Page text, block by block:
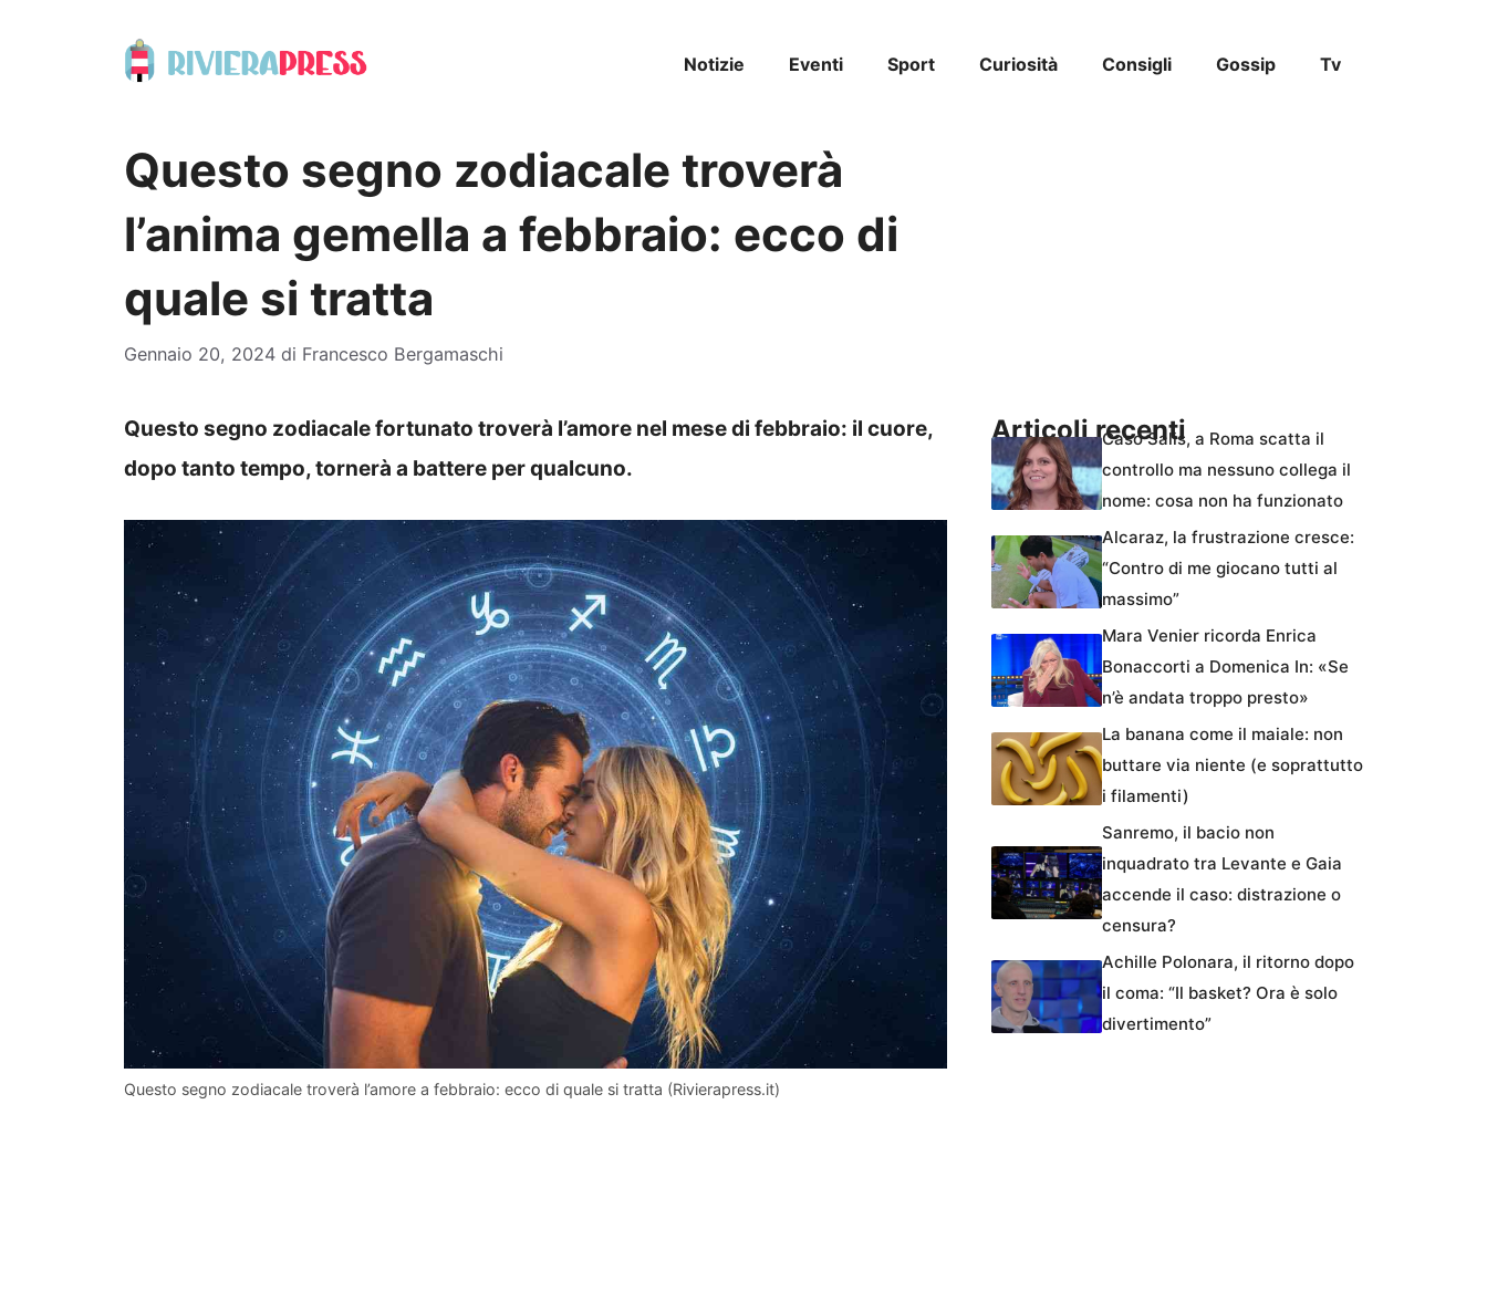
Notizie Eventi Sport Curiosità Consigli Gossip Tv
Questo segno zodiacale troverà
l’anima gemella a febbraio: ecco di
quale si tratta
Gennaio 20, 2024 di Francesco Bergamaschi
Questo segno zodiacale fortunato troverà l’amore nel mese di febbraio: il cuore,
dopo tanto tempo, tornerà a battere per qualcuno.
Questo segno zodiacale troverà l’amore a febbraio: ecco di quale si tratta (Rivierapress.it)
Articoli recentiCaso Salis, a Roma scatta il
controllo ma nessuno collega il
nome: cosa non ha funzionato
Alcaraz, la frustrazione cresce:
“Contro di me giocano tutti al
massimo”
Mara Venier ricorda Enrica
Bonaccorti a Domenica In: «Se
n’è andata troppo presto»
La banana come il maiale: non
buttare via niente (e soprattutto
i filamenti)
Sanremo, il bacio non
inquadrato tra Levante e Gaia
accende il caso: distrazione o
censura?
Achille Polonara, il ritorno dopo
il coma: “Il basket? Ora è solo
divertimento”